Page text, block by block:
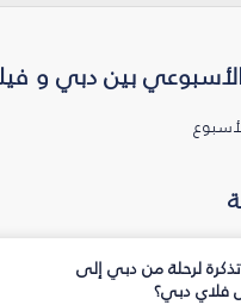
بين دبي و
لرحلة من دبي إلى
فلاي دبي؟